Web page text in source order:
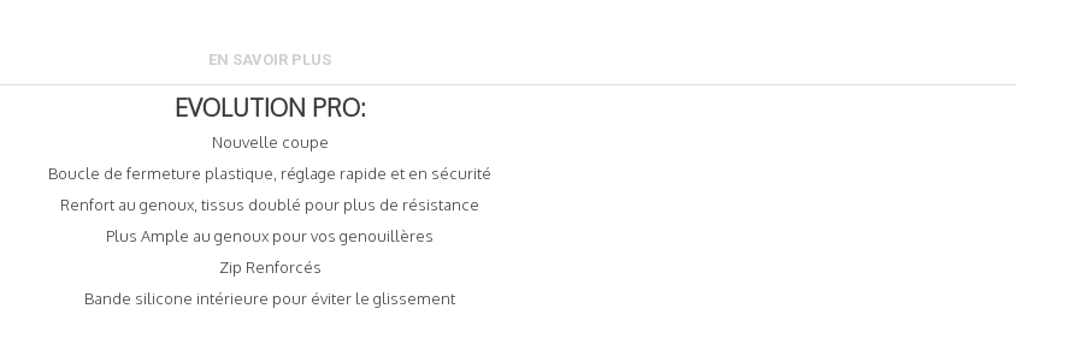
EN SAVOIR PLUS
EVOLUTION PRO:
Nouvelle coupe
Boucle de fermeture plastique, réglage rapide et en sécurité
Renfort au genoux, tissus doublé pour plus de résistance
Plus Ample au genoux pour vos genouillères
Zip Renforcés
Bande silicone intérieure pour éviter le glissement